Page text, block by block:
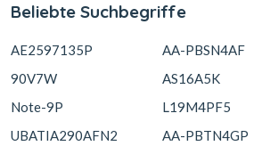
Beliebte Suchbegriffe
AE2597135P
90V7W
Note-9P
UBATIA290AFN2
AA-PBSN4AF
AS16A5K
L19M4PF5
AA-PBTN4GP